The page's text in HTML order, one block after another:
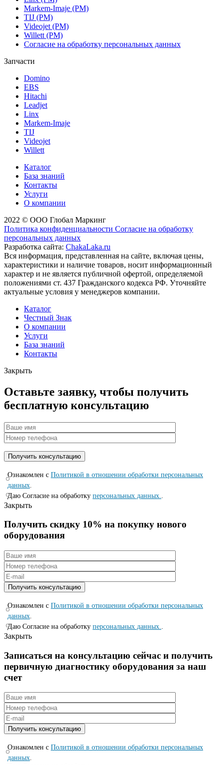
Markem-Imaje (РМ)
TIJ (РМ)
Videojet (РМ)
Willett (РМ)
Согласие на обработку персональных данных
Запчасти
Domino
EBS
Hitachi
Leadjet
Linx
Markem-Imaje
TIJ
Videojet
Willett
Каталог
База знаний
Контакты
Услуги
О компании
2022 © ООО Глобал Маркинг
Политика конфиденциальности Согласие на обработку
персональных данных
Разработка сайта: ChakaLaka.ru
Вся информация, представленная на сайте, включая цены,
характеристики и наличие товаров, носит информационный
характер и не является публичной офертой, определяемой
положениями ст. 437 Гражданского кодекса РФ. Уточняйте
актуальные условия у менеджеров компании.
Каталог
Честный Знак
О компании
Услуги
База знаний
Контакты
Закрыть
Оставьте заявку, чтобы получить
бесплатную консультацию
Ознакомлен с Политикой в отношении обработки персональных
данных
Даю Согласие на обработку персональных данных.
Закрыть
Получить скидку 10% на покупку нового
оборудования
Ознакомлен с Политикой в отношении обработки персональных
данных
Даю Согласие на обработку персональных данных.
Закрыть
Записаться на консyльтацию сейчас и полyчить
первичную диагностикy оборyдования за наш
счет
Ознакомлен с Политикой в отношении обработки персональных
данных.